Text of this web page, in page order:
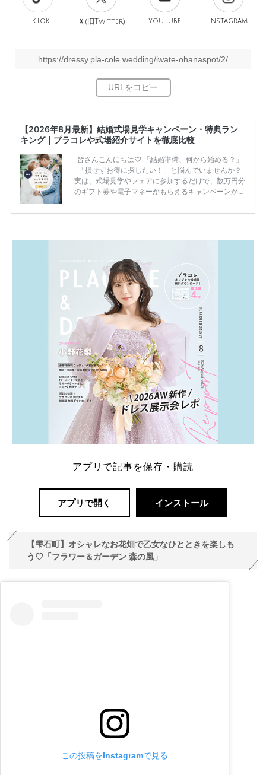
TikTok Ｘ(旧Twitter) YouTube Instagram
https://dressy.pla-cole.wedding/iwate-ohanaspot/2/
【2026年8月最新】結婚式場見学キャンペーン・特典ラン
キング｜プラコレや式場紹介サイトを徹底比較
皆さんこんにちは♡ 「結婚準備、何から始める？」
「損せずお得に探したい！」と悩んでいませんか？
実は、式場見学やフェアに参加するだけで、数万円分
のギフト券や電子マネーがもらえるキャンペーンがあ
ため、比較せずに選ぶと損をしてしまうことも……。
一番お得？」「プラコレの特典は？」といった疑問も
解決します。 まずは診断で候補を絞れる「ウェディ
ング診断」か、体験型 […]続きを読む
アプリで記事を保存・購読
アプリで開く インストール
【雫石町】オシャレなお花畑で乙女なひとときを楽しも
う♡「フラワー＆ガーデン 森の風」
この投稿をInstagramで見る